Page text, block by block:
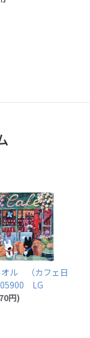
オル （カフェ日
LG
円)